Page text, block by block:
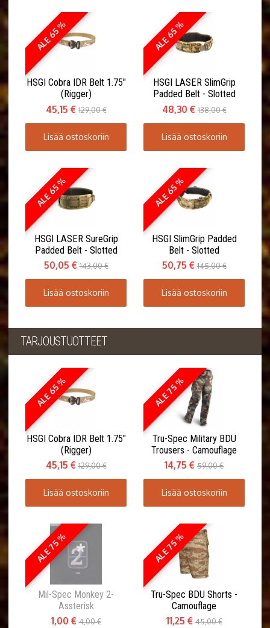
ALE 65 %
HSGI Cobra IDR Belt 1.75"
(Rigger)
45,15 € 129,00 €
Lisää ostoskoriin
ALE 65 %
HSGI LASER SlimGrip
Padded Belt - Slotted
48,30 € 138,00 €
Lisää ostoskoriin
ALE 65 %
HSGI LASER SureGrip
Padded Belt - Slotted
50,05 € 143,00 €
Lisää ostoskoriin
ALE 65 %
HSGI SlimGrip Padded
Belt - Slotted
50,75 € 145,00 €
Lisää ostoskoriin
TARJOUSTUOTTEET
ALE 65 %
HSGI Cobra IDR Belt 1.75"
(Rigger)
45,15 € 129,00 €
Lisää ostoskoriin
ALE 75 %
Tru-Spec Military BDU
Trousers - Camouflage
14,75 € 59,00 €
Lisää ostoskoriin
ALE 75 %
Mil-Spec Monkey 2-
Assterisk
1,00 € 4,00 €
ALE 75 %
Tru-Spec BDU Shorts -
Camouflage
11,25 € 45,00 €